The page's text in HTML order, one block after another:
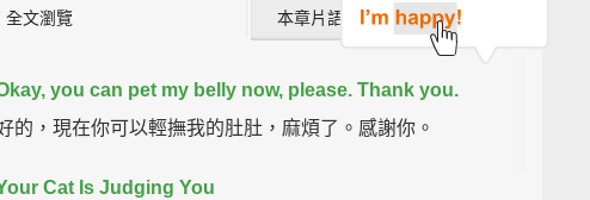
全文瀏覽 本章片語 (0)
you can pet my belly now, please. Thank you.
的，現在你可以輕撫我的肚肚，麻煩了。感謝你。
Cat Is Judging You